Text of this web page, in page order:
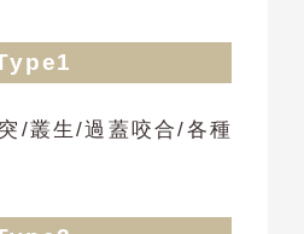
/叢生/過蓋咬合/各種